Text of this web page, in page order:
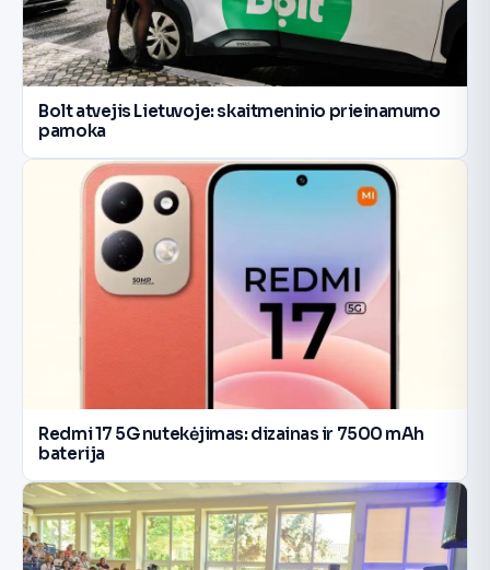
Bolt atvejis Lietuvoje: skaitmeninio prieinamumo
pamoka
Redmi 17 5G nutekėjimas: dizainas ir 7500 mAh
baterija